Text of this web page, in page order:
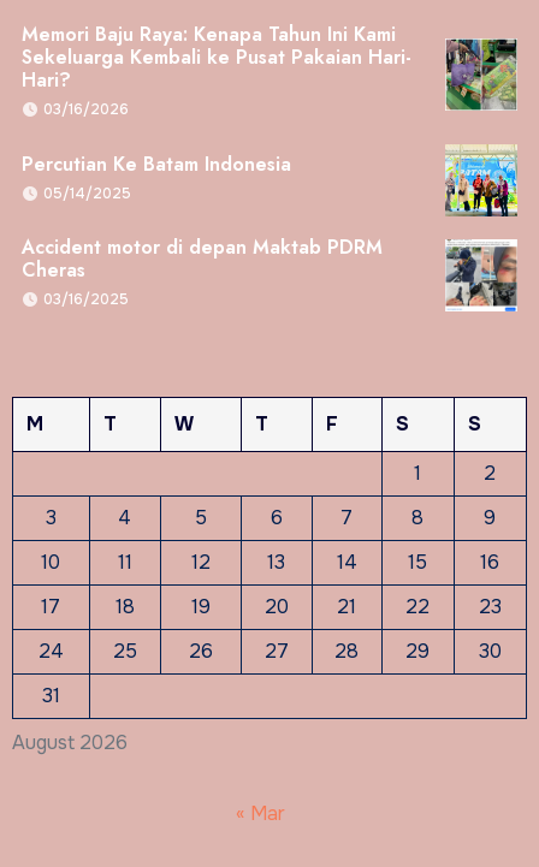
Memori Baju Raya: Kenapa Tahun Ini Kami
Sekeluarga Kembali ke Pusat Pakaian Hari-
Hari?
03/16/2026
Percutian Ke Batam Indonesia
05/14/2025
Accident motor di depan Maktab PDRM
Cheras
03/16/2025
August 2026
M T W T F S
S
1
2
3
4 5 6 7 8
9
10
11 12 13 14 15
16
17
18 19 20 21 22
23
24
25 26 27 28 29
30
31
« Mar